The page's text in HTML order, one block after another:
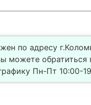
по адресу
можете
Пн-Пт 10:00-